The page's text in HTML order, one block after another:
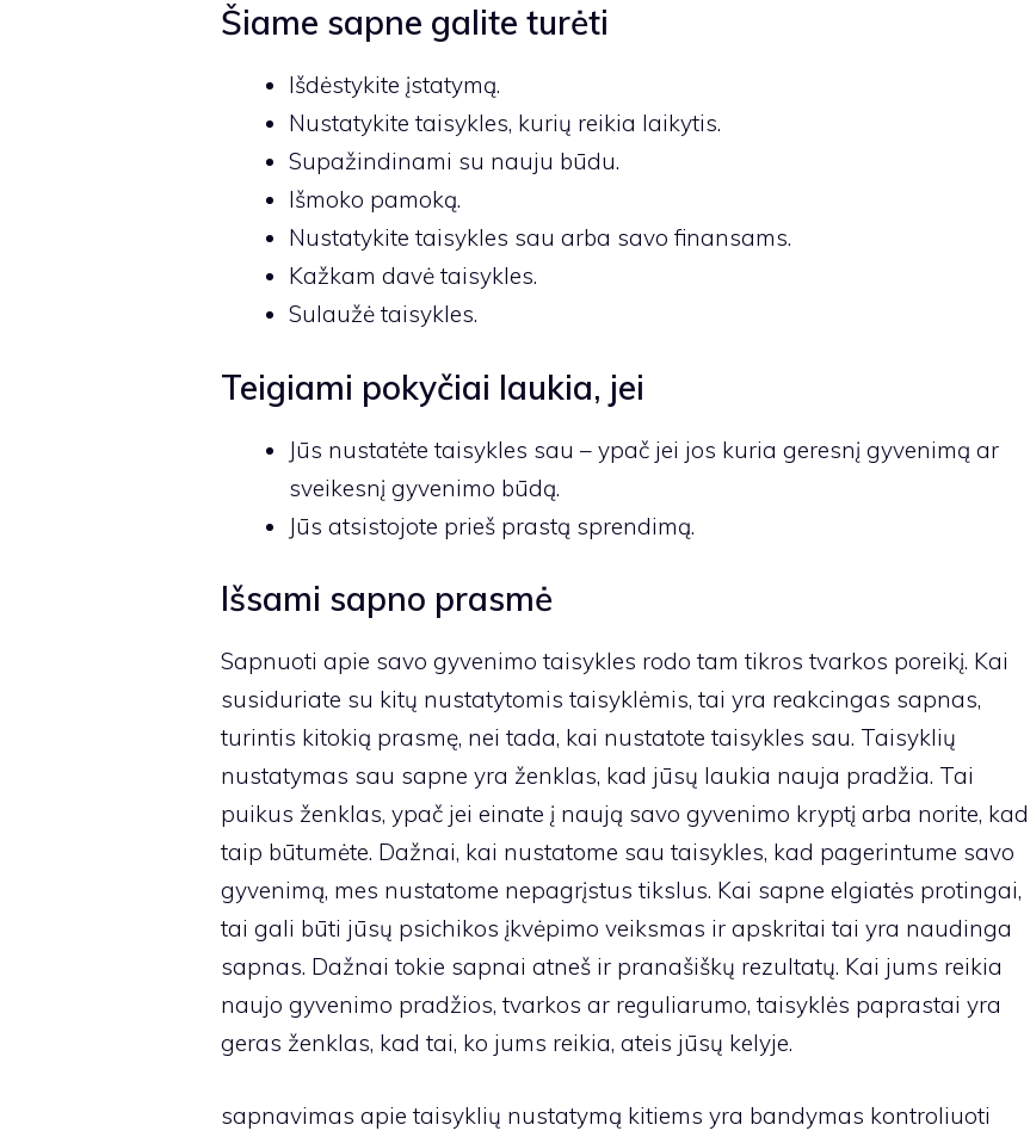
Šiame sapne galite turėti
Išdėstykite įstatymą.
Nustatykite taisykles, kurių reikia laikytis.
Supažindinami su nauju būdu.
Išmoko pamoką.
Nustatykite taisykles sau arba savo finansams.
Kažkam davė taisykles.
Sulaužė taisykles.
Teigiami pokyčiai laukia, jei
Jūs nustatėte taisykles sau – ypač jei jos kuria geresnį gyvenimą ar
sveikesnį gyvenimo būdą.
Jūs atsistojote prieš prastą sprendimą.
Išsami sapno prasmė
Sapnuoti apie savo gyvenimo taisykles rodo tam tikros tvarkos poreikį. Kai
susiduriate su kitų nustatytomis taisyklėmis, tai yra reakcingas sapnas,
turintis kitokią prasmę, nei tada, kai nustatote taisykles sau. Taisyklių
nustatymas sau sapne yra ženklas, kad jūsų laukia nauja pradžia. Tai
puikus ženklas, ypač jei einate į naują savo gyvenimo kryptį arba norite, kad
taip būtumėte. Dažnai, kai nustatome sau taisykles, kad pagerintume savo
gyvenimą, mes nustatome nepagrįstus tikslus. Kai sapne elgiatės protingai,
tai gali būti jūsų psichikos įkvėpimo veiksmas ir apskritai tai yra naudinga
sapnas. Dažnai tokie sapnai atneš ir pranašiškų rezultatų. Kai jums reikia
naujo gyvenimo pradžios, tvarkos ar reguliarumo, taisyklės paprastai yra
geras ženklas, kad tai, ko jums reikia, ateis jūsų kelyje.
sapnavimas apie taisyklių nustatymą kitiems yra bandymas kontroliuoti